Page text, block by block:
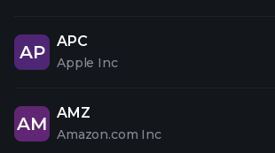
AP
APC
Apple Inc
AM
AMZ
Amazon.com Inc